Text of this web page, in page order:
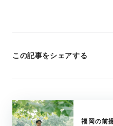
この記事をシェアする
福岡の前